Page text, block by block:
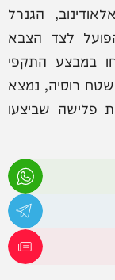
הגנרל
לצד הצבא
במבצע התקפי
רוסיה, נמצא
פלישה שביצעו